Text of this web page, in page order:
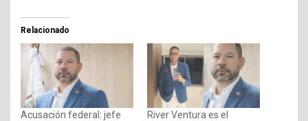
Relacionado
Acusación federal: jefe
River Ventura es el